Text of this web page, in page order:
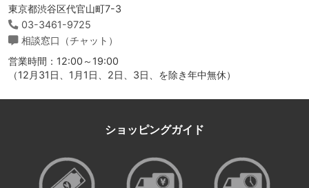
東京都渋谷区代官山町7-3
03-3461-9725
相談窓口（チャット）
営業時間：12:00～19:00
（12月31日、1月1日、2日、3日、を除き年中無休）
ショッピングガイド